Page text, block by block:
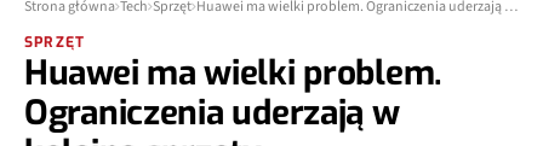
Strona główna Tech Sprzęt Huawei ma wielki problem. Ograniczenia uderzają w kolejne sprzęty
SPRZĘT
Huawei ma wielki problem.
Ograniczenia uderzają w